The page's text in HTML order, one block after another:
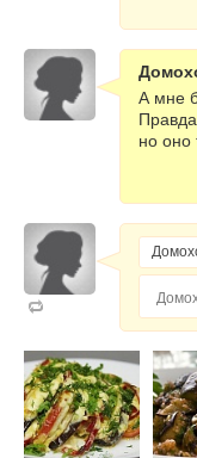
А мне
но оно